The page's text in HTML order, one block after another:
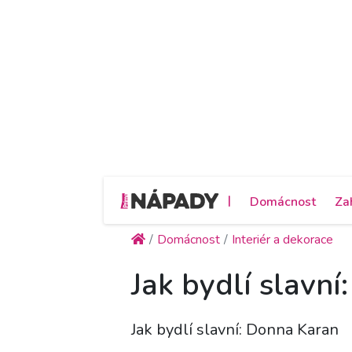
| Domácnost
Domácnost Interiér a dekorace
Jak bydlí
Jak bydlí slavní: Donna Karan